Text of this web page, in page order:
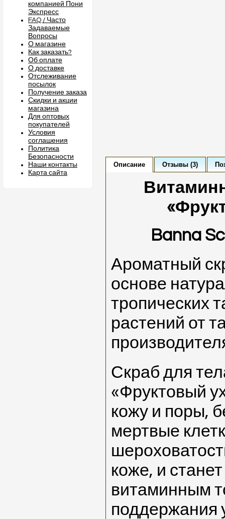
компанией Пони
Экспресс
FAQ / Часто
Задаваемые
Вопросы
О магазине
Как заказать?
Об оплате
О доставке
Отслеживание
посылок
Получение заказа
Скидки и акции
магазина
Для оптовых
покупателей
Условия
соглашения
Политика
Безопасности
Наши контакты
Карта сайта
Описание Отзывы (3)
Banna
Ароматный
основе
тропических
растений от
Скраб для
«Фруктовый
кожу и поры,
мертвые
коже, и
витаминным
поддержания